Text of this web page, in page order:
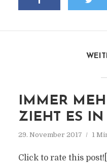
IMMER
ZIEHT ES IN
29. November 2017 1
Click to rate this